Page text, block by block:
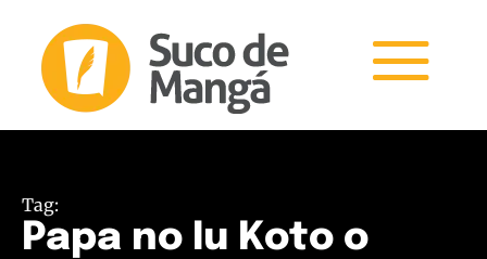
Tag:
Papa no Iu Koto o